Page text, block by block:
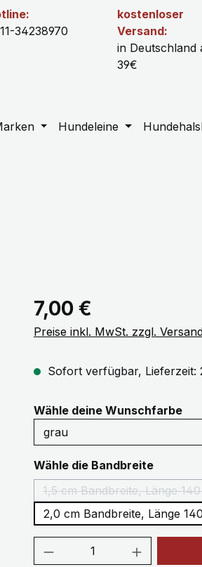
34238970
kostenloser
Versand:
in Deutschland
39€
Hundeleine
Regulärer Preis:
7,00 €
Preise inkl. MwSt. zzgl.
Sofort verfügbar, Lieferzeit:
Wähle deine Wunschfarbe
Wähle die Bandbreite
1,5 cm
(Diese Option
2,0 cm Bandbreite, Länge
Produkt Anzahl: